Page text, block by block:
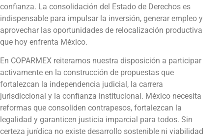
confianza. La consolidación del Estado de Derechos es
indispensable para impulsar la inversión, generar empleo y
aprovechar las oportunidades de relocalización productiva
que hoy enfrenta México.
En COPARMEX reiteramos nuestra disposición a participar
activamente en la construcción de propuestas que
fortalezcan la independencia judicial, la carrera
jurisdiccional y la confianza institucional. México necesita
reformas que consoliden contrapesos, fortalezcan la
legalidad y garanticen justicia imparcial para todos. Sin
certeza jurídica no existe desarrollo sostenible ni viabilidad